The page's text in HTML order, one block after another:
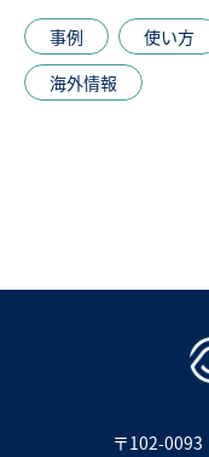
事例 使い方
海外情報
〒102-0093